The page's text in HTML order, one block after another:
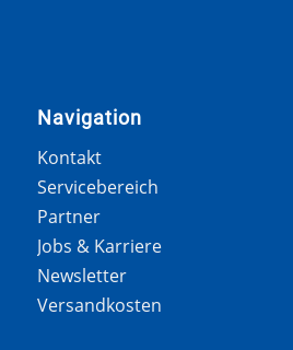
Navigation
Kontakt
Servicebereich
Partner
Jobs & Karriere
Newsletter
Versandkosten